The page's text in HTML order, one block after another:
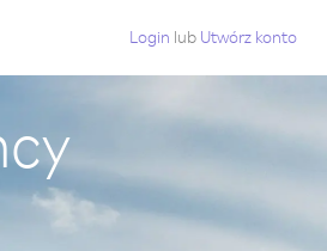
Login lub Utwórz konto